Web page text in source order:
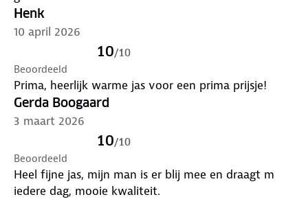
Henk
10 april 2026
10/10
Beoordeeld
Prima, heerlijk warme jas voor een prima prijsje!
Gerda Boogaard
3 maart 2026
10/10
Beoordeeld
Heel fijne jas, mijn man is er blij mee en draagt m
iedere dag, mooie kwaliteit.